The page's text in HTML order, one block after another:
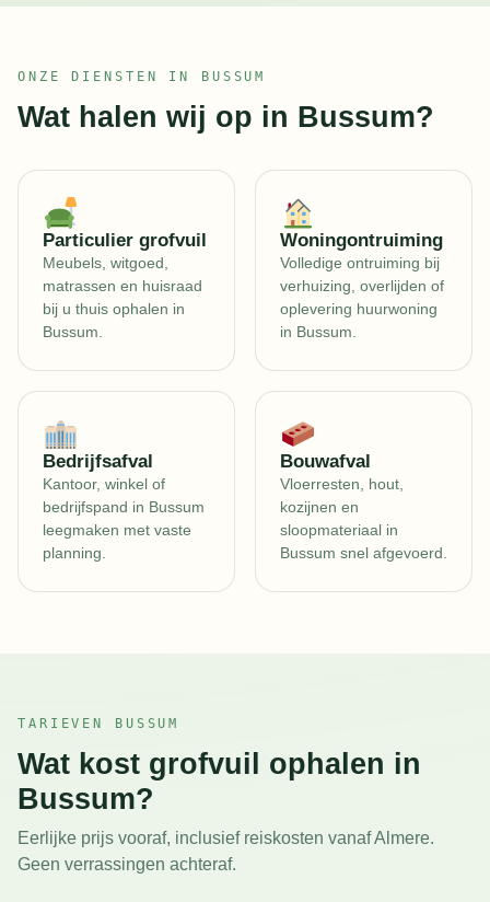
ONZE DIENSTEN IN BUSSUM
Wat halen wij op in Bussum?
Particulier grofvuil
Meubels, witgoed,
matrassen en huisraad
bij u thuis ophalen in
Bussum.
Woningontruiming
Volledige ontruiming bij
verhuizing, overlijden of
oplevering huurwoning
in Bussum.
Bedrijfsafval
Kantoor, winkel of
bedrijfspand in Bussum
leegmaken met vaste
planning.
Bouwafval
Vloerresten, hout,
kozijnen en
sloopmateriaal in
Bussum snel afgevoerd.
TARIEVEN BUSSUM
Wat kost grofvuil ophalen in
Bussum?
Eerlijke prijs vooraf, inclusief reiskosten vanaf Almere.
Geen verrassingen achteraf.